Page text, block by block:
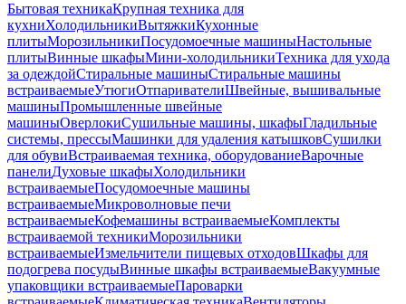
Бытовая техникаКрупная техника для
кухниХолодильникиВытяжкиКухонные
плитыМорозильникиПосудомоечные машиныНастольные
плитыВинные шкафыМини-холодильникиТехника для ухода
за одеждойСтиральные машиныСтиральные машины
встраиваемыеУтюгиОтпаривателиШвейные, вышивальные
машиныПромышленные швейные
машиныОверлокиСушильные машины, шкафыГладильные
системы, прессыМашинки для удаления катышковСушилки
для обувиВстраиваемая техника, оборудованиеВарочные
панелиДуховые шкафыХолодильники
встраиваемыеПосудомоечные машины
встраиваемыеМикроволновые печи
встраиваемыеКофемашины встраиваемыеКомплекты
встраиваемой техникиМорозильники
встраиваемыеИзмельчители пищевых отходовШкафы для
подогрева посудыВинные шкафы встраиваемыеВакуумные
упаковщики встраиваемыеПароварки